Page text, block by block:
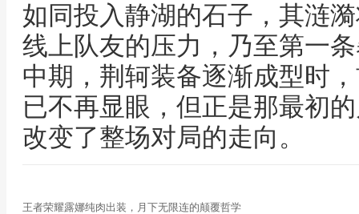
如同投入静湖的石子，其涟
线上队友的压力，乃至第一
中期，荆轲装备逐渐成型时
已不再显眼，但正是那最初
改变了整场对局的走向。
王者荣耀露娜纯肉出装，月下无限连的颠覆哲学